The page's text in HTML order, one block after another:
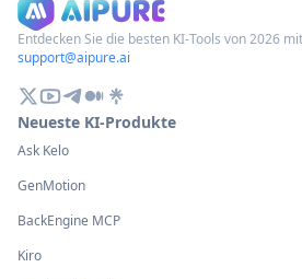
TikTok, YouTube und LinkedIn mit
benutzerdefinierten Prompt-
und nahtloser Integration zu
generieren.
Entdecken Sie die besten KI-Tools von 2026
support@aipure.ai
Neueste KI-Produkte
Ask Kelo
GenMotion
BackEngine MCP
Kiro